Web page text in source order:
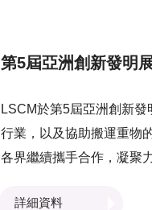
第5屆亞洲創新發明
LSCM於第5屆亞洲創新
行業，以及協助搬運重物的機械人。 LSCM 團隊對於研發技術能夠獲得國
各界繼續攜手合作，凝聚
詳細資料